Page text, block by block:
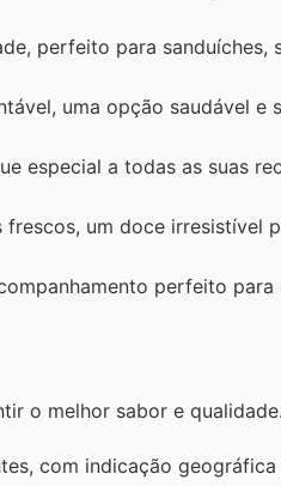
perfeito para sanduíches,
uma opção saudável e
especial a todas as suas
um doce irresistível
perfeito para
o melhor sabor e qualidade.
com indicação